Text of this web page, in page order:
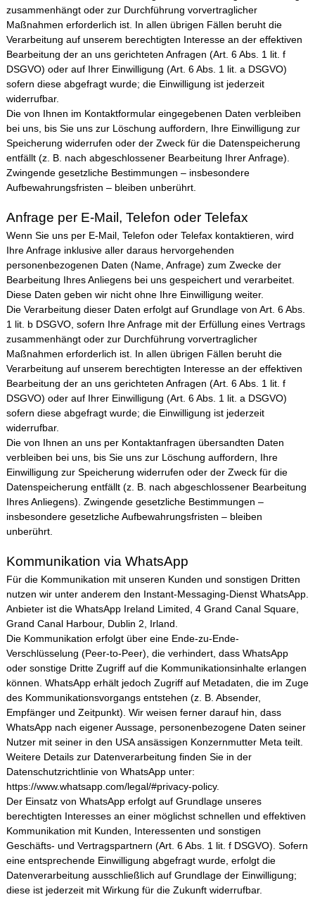
zusammenhängt oder zur Durchführung vorvertraglicher
Maßnahmen erforderlich ist. In allen übrigen Fällen beruht die
Verarbeitung auf unserem berechtigten Interesse an der effektiven
Bearbeitung der an uns gerichteten Anfragen (Art. 6 Abs. 1 lit. f
DSGVO) oder auf Ihrer Einwilligung (Art. 6 Abs. 1 lit. a DSGVO)
sofern diese abgefragt wurde; die Einwilligung ist jederzeit
widerrufbar.
Die von Ihnen im Kontaktformular eingegebenen Daten verbleiben
bei uns, bis Sie uns zur Löschung auffordern, Ihre Einwilligung zur
Speicherung widerrufen oder der Zweck für die Datenspeicherung
entfällt (z. B. nach abgeschlossener Bearbeitung Ihrer Anfrage).
Zwingende gesetzliche Bestimmungen – insbesondere
Aufbewahrungsfristen – bleiben unberührt.
Anfrage per E-Mail, Telefon oder Telefax
Wenn Sie uns per E-Mail, Telefon oder Telefax kontaktieren, wird
Ihre Anfrage inklusive aller daraus hervorgehenden
personenbezogenen Daten (Name, Anfrage) zum Zwecke der
Bearbeitung Ihres Anliegens bei uns gespeichert und verarbeitet.
Diese Daten geben wir nicht ohne Ihre Einwilligung weiter.
Die Verarbeitung dieser Daten erfolgt auf Grundlage von Art. 6 Abs.
1 lit. b DSGVO, sofern Ihre Anfrage mit der Erfüllung eines Vertrags
zusammenhängt oder zur Durchführung vorvertraglicher
Maßnahmen erforderlich ist. In allen übrigen Fällen beruht die
Verarbeitung auf unserem berechtigten Interesse an der effektiven
Bearbeitung der an uns gerichteten Anfragen (Art. 6 Abs. 1 lit. f
DSGVO) oder auf Ihrer Einwilligung (Art. 6 Abs. 1 lit. a DSGVO)
sofern diese abgefragt wurde; die Einwilligung ist jederzeit
widerrufbar.
Die von Ihnen an uns per Kontaktanfragen übersandten Daten
verbleiben bei uns, bis Sie uns zur Löschung auffordern, Ihre
Einwilligung zur Speicherung widerrufen oder der Zweck für die
Datenspeicherung entfällt (z. B. nach abgeschlossener Bearbeitung
Ihres Anliegens). Zwingende gesetzliche Bestimmungen –
insbesondere gesetzliche Aufbewahrungsfristen – bleiben
unberührt.
Kommunikation via WhatsApp
Für die Kommunikation mit unseren Kunden und sonstigen Dritten
nutzen wir unter anderem den Instant-Messaging-Dienst WhatsApp.
Anbieter ist die WhatsApp Ireland Limited, 4 Grand Canal Square,
Grand Canal Harbour, Dublin 2, Irland.
Die Kommunikation erfolgt über eine Ende-zu-Ende-
Verschlüsselung (Peer-to-Peer), die verhindert, dass WhatsApp
oder sonstige Dritte Zugriff auf die Kommunikationsinhalte erlangen
können. WhatsApp erhält jedoch Zugriff auf Metadaten, die im Zuge
des Kommunikationsvorgangs entstehen (z. B. Absender,
Empfänger und Zeitpunkt). Wir weisen ferner darauf hin, dass
WhatsApp nach eigener Aussage, personenbezogene Daten seiner
Nutzer mit seiner in den USA ansässigen Konzernmutter Meta teilt.
Weitere Details zur Datenverarbeitung finden Sie in der
Datenschutzrichtlinie von WhatsApp unter:
https://www.whatsapp.com/legal/#privacy-policy.
Der Einsatz von WhatsApp erfolgt auf Grundlage unseres
berechtigten Interesses an einer möglichst schnellen und effektiven
Kommunikation mit Kunden, Interessenten und sonstigen
Geschäfts- und Vertragspartnern (Art. 6 Abs. 1 lit. f DSGVO). Sofern
eine entsprechende Einwilligung abgefragt wurde, erfolgt die
Datenverarbeitung ausschließlich auf Grundlage der Einwilligung;
diese ist jederzeit mit Wirkung für die Zukunft widerrufbar.